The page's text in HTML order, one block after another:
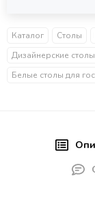
Каталог Столы